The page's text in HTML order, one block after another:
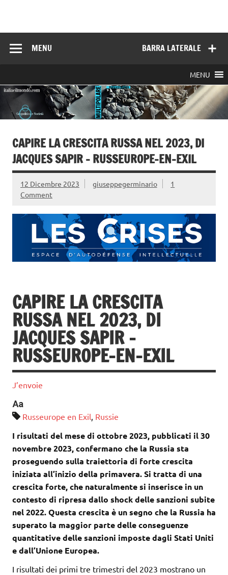
BARRA LATERALE
MENU
MENU
CAPIRE LA CRESCITA RUSSA NEL 2023, DI
JACQUES SAPIR – RUSSEUROPE-EN-EXIL
12 Dicembre 2023 giuseppegerminario
1
Comment
CAPIRE LA CRESCITA
RUSSA NEL 2023, DI
JACQUES SAPIR –
RUSSEUROPE-EN-EXIL
J’envoie
Russeurope en Exil, Russie
I risultati del mese di ottobre 2023, pubblicati il 30
novembre 2023, confermano che la Russia sta
proseguendo sulla traiettoria di forte crescita
iniziata all’inizio della primavera. Si tratta di una
crescita forte, che naturalmente si inserisce in un
contesto di ripresa dallo shock delle sanzioni subite
nel 2022. Questa crescita è un segno che la Russia ha
superato la maggior parte delle conseguenze
quantitative delle sanzioni imposte dagli Stati Uniti
e dall’Unione Europea.
I risultati dei primi tre trimestri del 2023 mostrano un